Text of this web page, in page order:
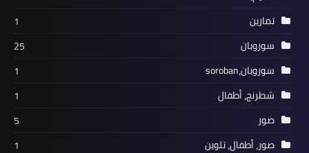
تمارين
1
سوروبان
25
سوروبان،soroban
1
شطرنج، أطفال
1
صور
5
صور، أطفال، تلوين
1